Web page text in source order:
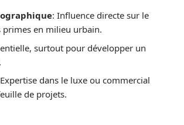
: Influence directe sur le
primes en milieu urbain.
surtout pour développer un
dans le luxe ou commercial
de projets.